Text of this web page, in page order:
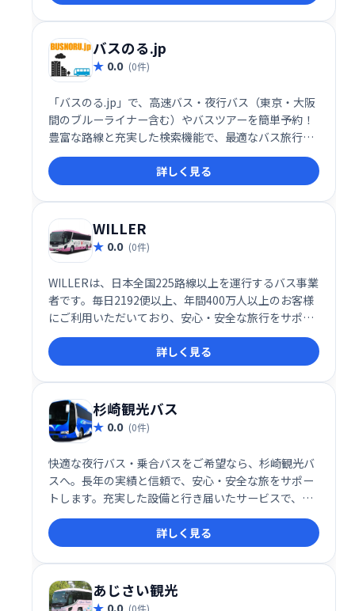
バスのる.jp
0.0 (0件)
「バスのる.jp」で、高速バス・夜行バス（東京・大阪
間のブルーライナー含む）やバスツアーを簡単予約！
豊富な路線と充実した検索機能で、最適なバス旅行プ
ランを見つけられます。快適な旅を、スムーズに予約
しましょう。
詳しく見る
WILLER
0.0 (0件)
WILLERは、日本全国225路線以上を運行するバス事業
者です。毎日2192便以上、年間400万人以上のお客様
にご利用いただいており、安心・安全な旅行をサポー
トします。WILLER EXPRESSをはじめとする多彩な路
線で、快適な旅をお届けします。
詳しく見る
杉崎観光バス
0.0 (0件)
快適な夜行バス・乗合バスをご希望なら、杉崎観光バ
スへ。長年の実績と信頼で、安心・安全な旅をサポー
トします。充実した設備と行き届いたサービスで、目
的地まで快適にお過ごしいただけます。旅行の計画は
杉崎観光バスにお任せください。
詳しく見る
あじさい観光
0.0 (0件)